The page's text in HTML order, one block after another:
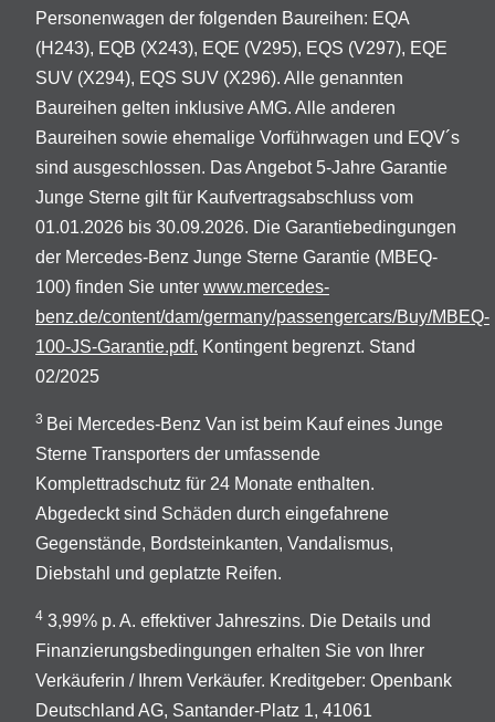
Personenwagen der folgenden Baureihen: EQA
(H243), EQB (X243), EQE (V295), EQS (V297), EQE
SUV (X294), EQS SUV (X296). Alle genannten
Baureihen gelten inklusive AMG. Alle anderen
Baureihen sowie ehemalige Vorführwagen und EQV´s
sind ausgeschlossen. Das Angebot 5-Jahre Garantie
Junge Sterne gilt für Kaufvertragsabschluss vom
01.01.2026 bis 30.09.2026. Die Garantiebedingungen
der Mercedes-Benz Junge Sterne Garantie (MBEQ-
100) finden Sie unter www.mercedes-
benz.de/content/dam/germany/passengercars/Buy/MBEQ-
100-JS-Garantie.pdf. Kontingent begrenzt. Stand
02/2025
3 Bei Mercedes-Benz Van ist beim Kauf eines Junge
Sterne Transporters der umfassende
Komplettradschutz für 24 Monate enthalten.
Abgedeckt sind Schäden durch eingefahrene
Gegenstände, Bordsteinkanten, Vandalismus,
Diebstahl und geplatzte Reifen.
4 3,99% p. A. effektiver Jahreszins. Die Details und
Finanzierungsbedingungen erhalten Sie von Ihrer
Verkäuferin / Ihrem Verkäufer. Kreditgeber: Openbank
Deutschland AG, Santander-Platz 1, 41061